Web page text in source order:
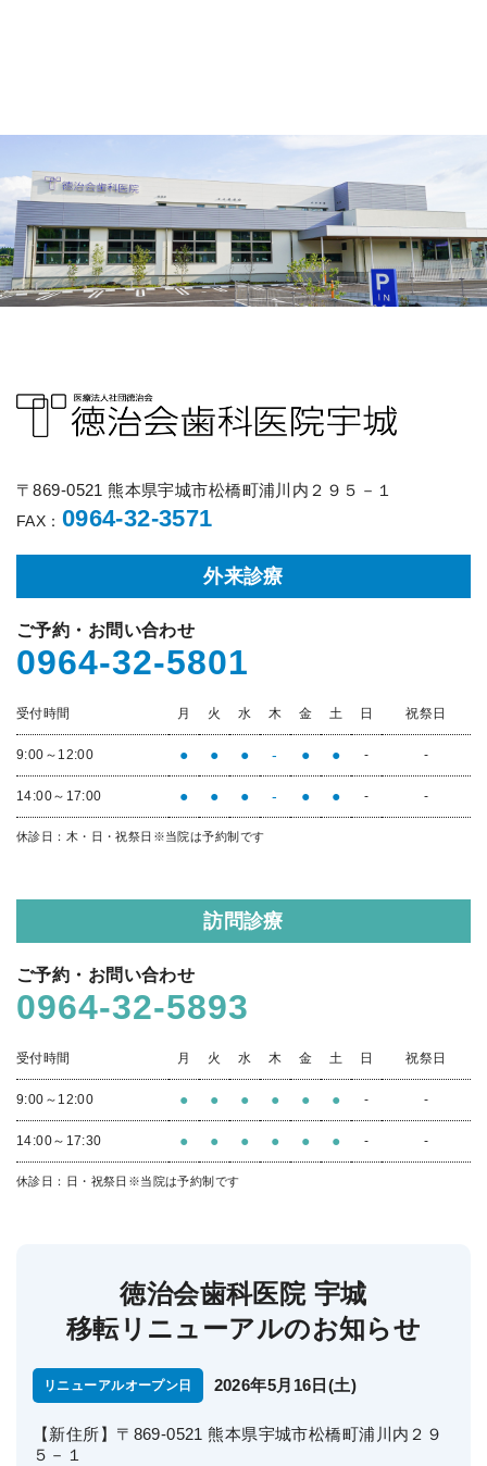
〒869-0521 熊本県宇城市松橋町浦川内２９５－１
FAX： 0964-32-3571
外来診療
ご予約・お問い合わせ
0964-32-5801
受付時間 月 火 水 木 金 土 日 祝祭日
9:00～12:00 ● ● ● - ● ● - -
14:00～17:00 ● ● ● - ● ● - -
休診日：木・日・祝祭日 ※当院は予約制です
訪問診療
ご予約・お問い合わせ
0964-32-5893
受付時間 月 火 水 木 金 土 日 祝祭日
9:00～12:00 ● ● ● ● ● ● - -
14:00～17:30 ● ● ● ● ● ● - -
休診日：日・祝祭日 ※当院は予約制です
徳治会歯科医院 宇城
移転リニューアルのお知らせ
リニューアルオープン日 2026年5月16日(土)
【新住所】〒869-0521 熊本県宇城市松橋町浦川内２９
５－１